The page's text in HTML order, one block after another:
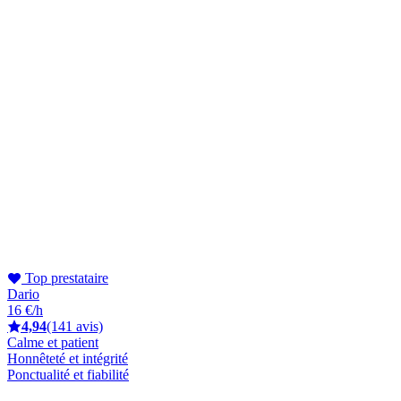
Top prestataire
Dario
16 €/h
4,94(141 avis)
Calme et patient
Honnêteté et intégrité
Ponctualité et fiabilité